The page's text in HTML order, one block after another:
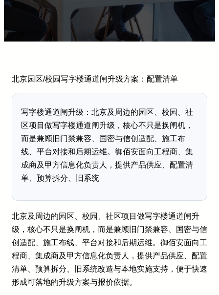
北京园区/校园写字楼通道闸升级方案：配置清单
写字楼通道闸升级：北京及周边的园区、校园、社
区项目做写字楼通道闸升级，核心不只是换闸机，
而是兼顾旧门禁兼容、国密与信创适配、施工布
线、平台对接和后期运维。御佰安面向工程商、集
成商及甲方信息化负责人，提供产品供应、配置清
单、预算拆分、旧系统
北京及周边的园区、校园、社区项目做写字楼通道闸升
级，核心不只是换闸机，而是兼顾旧门禁兼容、国密与信
创适配、施工布线、平台对接和后期运维。御佰安面向工
程商、集成商及甲方信息化负责人，提供产品供应、配置
清单、预算拆分、旧系统改造与本地实施支持，便于快速
形成可落地的升级方案与报价依据。